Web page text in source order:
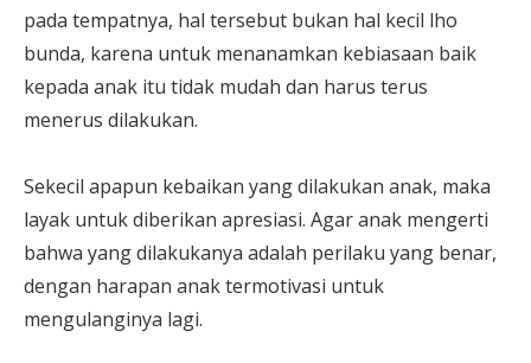
pada tempatnya, hal tersebut bukan hal kecil lho
bunda, karena untuk menanamkan kebiasaan baik
kepada anak itu tidak mudah dan harus terus
menerus dilakukan.
Sekecil apapun kebaikan yang dilakukan anak, maka
layak untuk diberikan apresiasi. Agar anak mengerti
bahwa yang dilakukanya adalah perilaku yang benar,
dengan harapan anak termotivasi untuk
mengulanginya lagi.